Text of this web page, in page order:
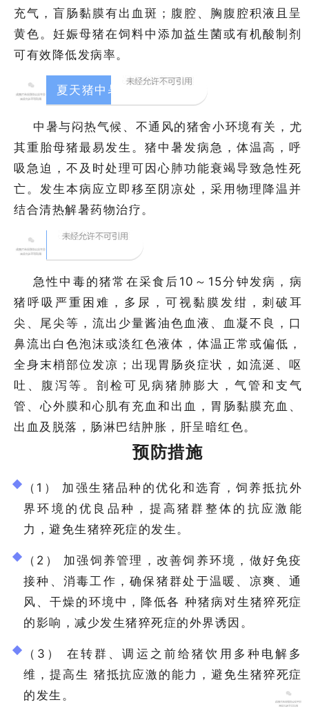
充气，盲肠黏膜有出血斑；腹腔、胸腹腔积液且呈
黄色。妊娠母猪在饲料中添加益生菌或有机酸制剂
可有效降低发病率。
4 夏天猪中暑导致急性死亡
中暑与闷热气候、不通风的猪舍小环境有关，尤
其重胎母猪最易发生。猪中暑发病急，体温高，呼
吸急迫，不及时处理可因心肺功能衰竭导致急性死
亡。发生本病应立即移至阴凉处，采用物理降温并
结合清热解暑药物治疗。
5
急性中毒的猪常在采食后10～15分钟发病，病
猪呼吸严重困难，多尿，可视黏膜发绀，刺破耳
尖、尾尖等，流出少量酱油色血液、血凝不良，口
鼻流出白色泡沫或淡红色液体，体温正常或偏低，
全身末梢部位发凉；出现胃肠炎症状，如流涎、呕
吐、腹泻等。剖检可见病猪肺膨大，气管和支气
管、心外膜和心肌有充血和出血，胃肠黏膜充血、
出血及脱落，肠淋巴结肿胀，肝呈暗红色。
预防措施
（1） 加强生猪品种的优化和选育，饲养抵抗外
界环境的优良品种，提高猪群整体的抗应激能
力，避免生猪猝死症的发生。
（2） 加强饲养管理，改善饲养环境，做好免疫
接种、消毒工作，确保猪群处于温暖、凉爽、通
风、干燥的环境中，降低各 种猪病对生猪猝死症
的影响，减少发生猪猝死症的外界诱因。
（3） 在转群、调运之前给猪饮用多种电解多
维，提高生 猪抵抗应激的能力，避免生猪猝死症
的发生。